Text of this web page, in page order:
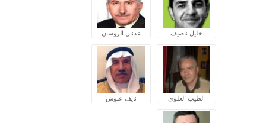
خليل ناصيف عدنان الروسان
الطيب العلوي نايف عبوش